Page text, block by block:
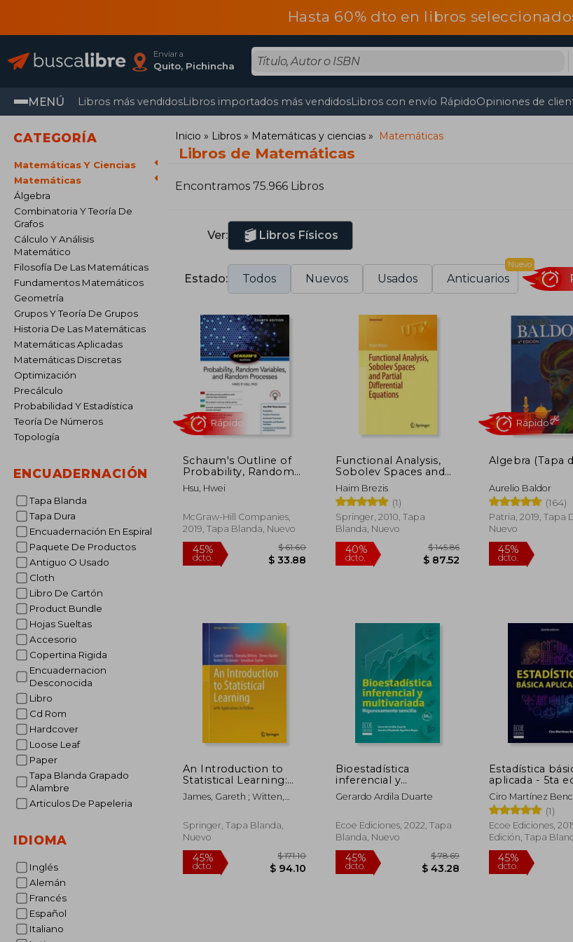
Hasta 60% dto en libros
Enviar a
Quito, Pichincha
MENÚ Libros más vendidosLibros importados más vendidosLibros con envío RápidoOpiniones de
CATEGORÍA
Matemáticas Y Ciencias
Matemáticas
Álgebra
Combinatoria Y Teoría De
Grafos
Cálculo Y Análisis
Matemático
Filosofía De Las Matemáticas
Fundamentos Matemáticos
Geometría
Grupos Y Teoría De Grupos
Historia De Las Matemáticas
Matemáticas Aplicadas
Matemáticas Discretas
Optimización
Precálculo
Probabilidad Y Estadística
Teoría De Números
Topología
ENCUADERNACIÓN
Tapa Blanda
Tapa Dura
Encuadernación En Espiral
Paquete De Productos
Antiguo O Usado
Cloth
Libro De Cartón
Product Bundle
Hojas Sueltas
Accesorio
Copertina Rigida
Encuadernacion
Desconocida
Libro
Cd Rom
Hardcover
Loose Leaf
Paper
Tapa Blanda Grapado
Alambre
Articulos De Papeleria
IDIOMA
Inglés
Alemán
Francés
Español
Italiano
Inicio Libros Matemáticas y ciencias Matemáticas
Libros de Matemáticas
Encontramos 75.966 Libros
Ver: Libros Físicos
Estado: Todos Nuevos Usados Anticuarios
Nuevo
Schaum's Outline of
Probability, Random
Variables, and Random
Processes, Fourth
Hsu, Hwei
McGraw-Hill Companies,
2019, Tapa Blanda, Nuevo
Rápido
Functional Analysis,
Sobolev Spaces and
Partial Differential
Equations
(Universitext) (en
Inglés)
Haim Brezis
(1)
Springer, 2010, Tapa
Blanda, Nuevo
$ 87.52
Algebra (Tapa
Aurelio Baldor
(164)
Patria, 2019, Tapa
Nuevo
An Introduction to
Statistical Learning:
With Applications in
Python (en Inglés)
James, Gareth ; Witten,
Springer, Tapa Blanda,
Nuevo
Bioestadística
inferencial y
multivariada. Volumen
II
Gerardo Ardila Duarte
Ecoe Ediciones, 2022, Tapa
Blanda, Nuevo
Estadística
aplicada - 5ta
Ciro Martínez
(1)
Ecoe Ediciones,
Edición, Tapa
Nuevo